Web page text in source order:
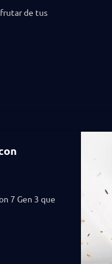
de tus
7 Gen 3 que